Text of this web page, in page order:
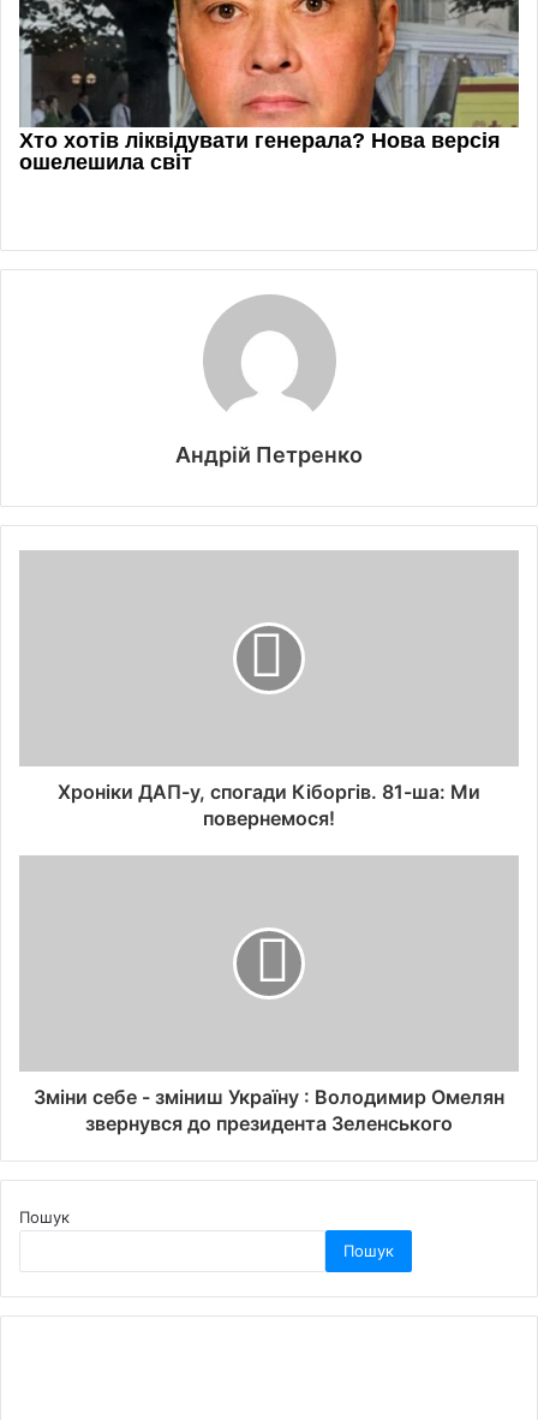
Андрій Петренко
Хроніки ДАП-у, спогади Кіборгів. 81-ша: Ми
повернемося!
Зміни себе - зміниш Україну : Володимир Омелян
звернувся до президента Зеленського
Пошук
Пошук